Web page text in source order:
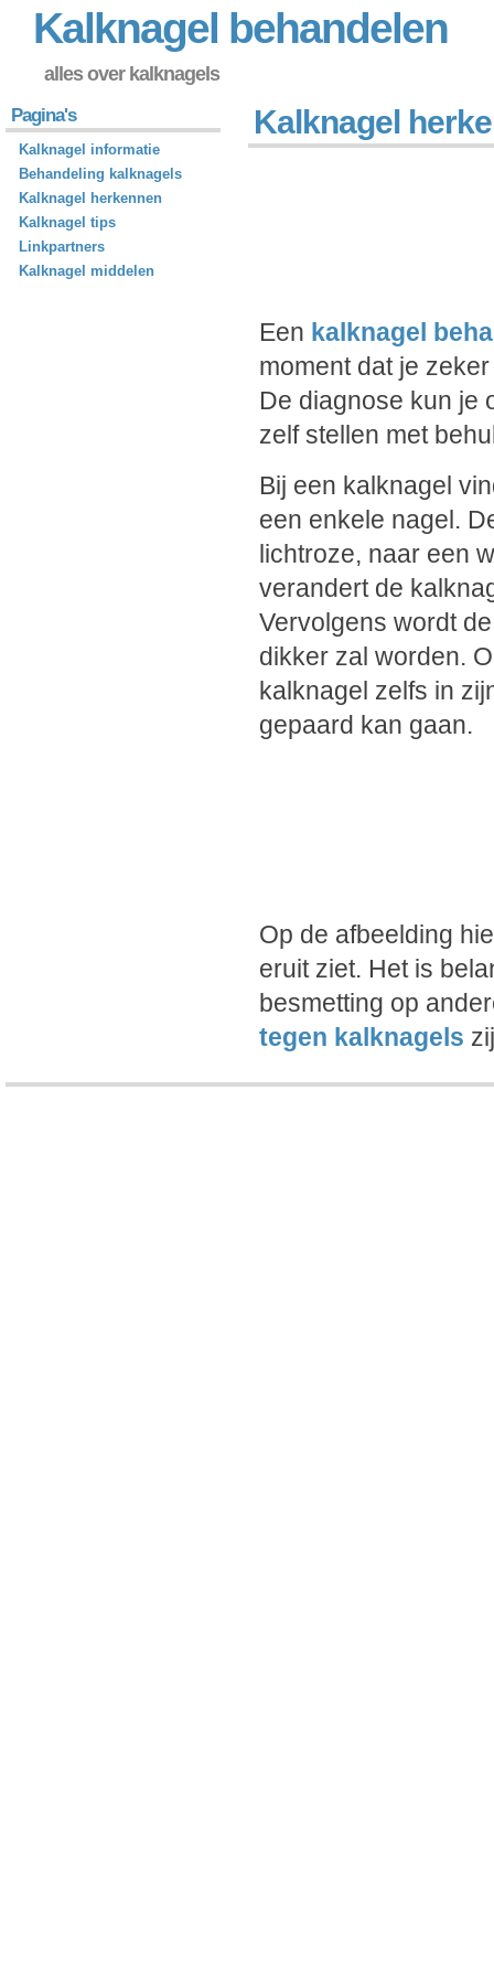
Kalknagel behandelen
alles over kalknagels
Kalknagel
Een kalknagel
moment dat je
De diagnose kun je
zelf stellen met
Bij een kalknagel
een enkele nagel.
lichtroze, naar een
verandert de
Vervolgens wordt
dikker zal worden.
kalknagel zelfs in
gepaard kan gaan.
Op de afbeelding
eruit ziet. Het is
besmetting op
tegen kalknagels
Pagina's
Kalknagel informatie
Behandeling kalknagels
Kalknagel herkennen
Kalknagel tips
Linkpartners
Kalknagel middelen